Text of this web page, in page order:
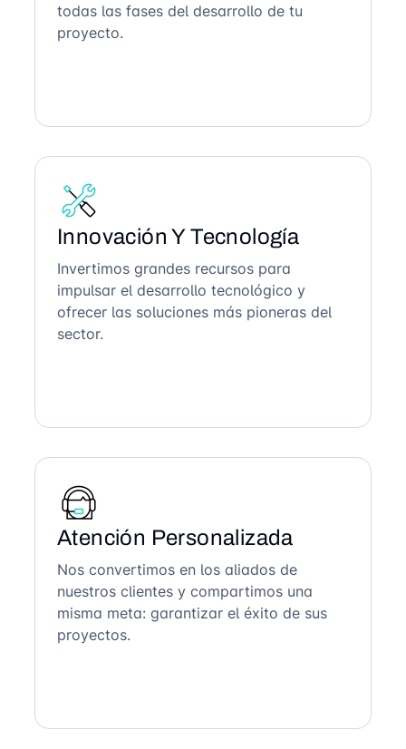
todas las fases del desarrollo de tu
proyecto.
Innovación Y Tecnología
Invertimos grandes recursos para
impulsar el desarrollo tecnológico y
ofrecer las soluciones más pioneras del
sector.
Atención Personalizada
Nos convertimos en los aliados de
nuestros clientes y compartimos una
misma meta: garantizar el éxito de sus
proyectos.